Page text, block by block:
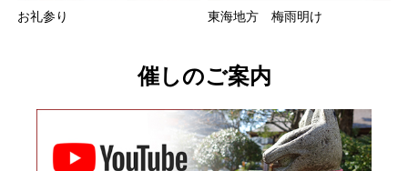
お礼参り 東海地方 梅雨明け
催しのご案内